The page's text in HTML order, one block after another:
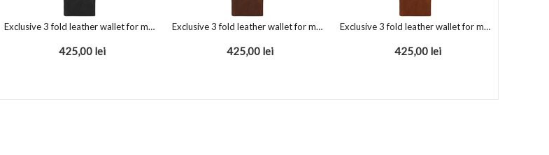
Exclusive 3 fold leather wallet for men Black
425,00 lei
Exclusive 3 fold leather wallet for men Dark Brown
425,00 lei
Exclusive 3 fold leather wallet for men Brown
425,00 lei